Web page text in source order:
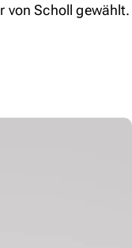
von Scholl gewählt.